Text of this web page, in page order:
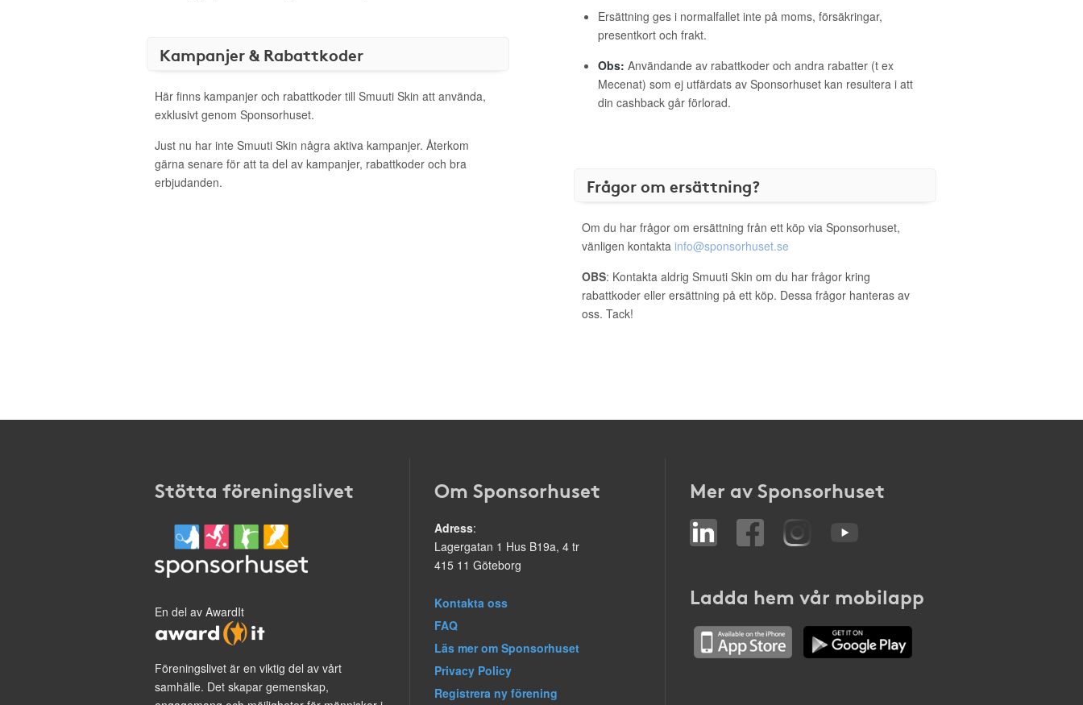
Kampanjer & Rabattkoder
Här finns kampanjer och rabattkoder till Smuuti Skin att använda,
exklusivt genom Sponsorhuset.
Just nu har inte Smuuti Skin några aktiva kampanjer. Återkom
gärna senare för att ta del av kampanjer, rabattkoder och bra
erbjudanden.
Ersättning ges i normalfallet inte på moms, försäkringar,
presentkort och frakt.
Obs: Användande av rabattkoder och andra rabatter (t ex
Mecenat) som ej utfärdats av Sponsorhuset kan resultera i att
din cashback går förlorad.
Frågor om ersättning?
Om du har frågor om ersättning från ett köp via Sponsorhuset,
vänligen kontakta info@sponsorhuset.se
OBS: Kontakta aldrig Smuuti Skin om du har frågor kring
rabattkoder eller ersättning på ett köp. Dessa frågor hanteras av
oss. Tack!
Stötta föreningslivet
En del av AwardIt
Föreningslivet är en viktig del av vårt
samhälle. Det skapar gemenskap,
Om Sponsorhuset
Adress:
Lagergatan 1 Hus B19a, 4 tr
415 11 Göteborg
Kontakta oss
FAQ
Läs mer om Sponsorhuset
Privacy Policy
Registrera ny förening
Mer av Sponsorhuset
Ladda hem vår mobilapp